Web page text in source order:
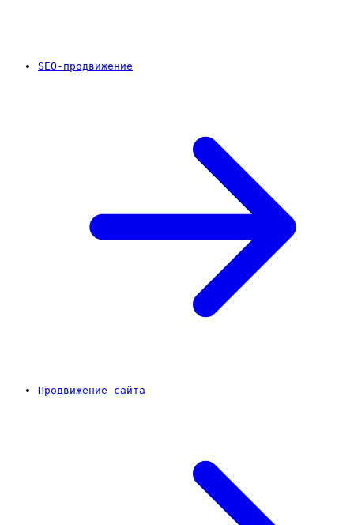
SEO-продвижение
Продвижение сайта